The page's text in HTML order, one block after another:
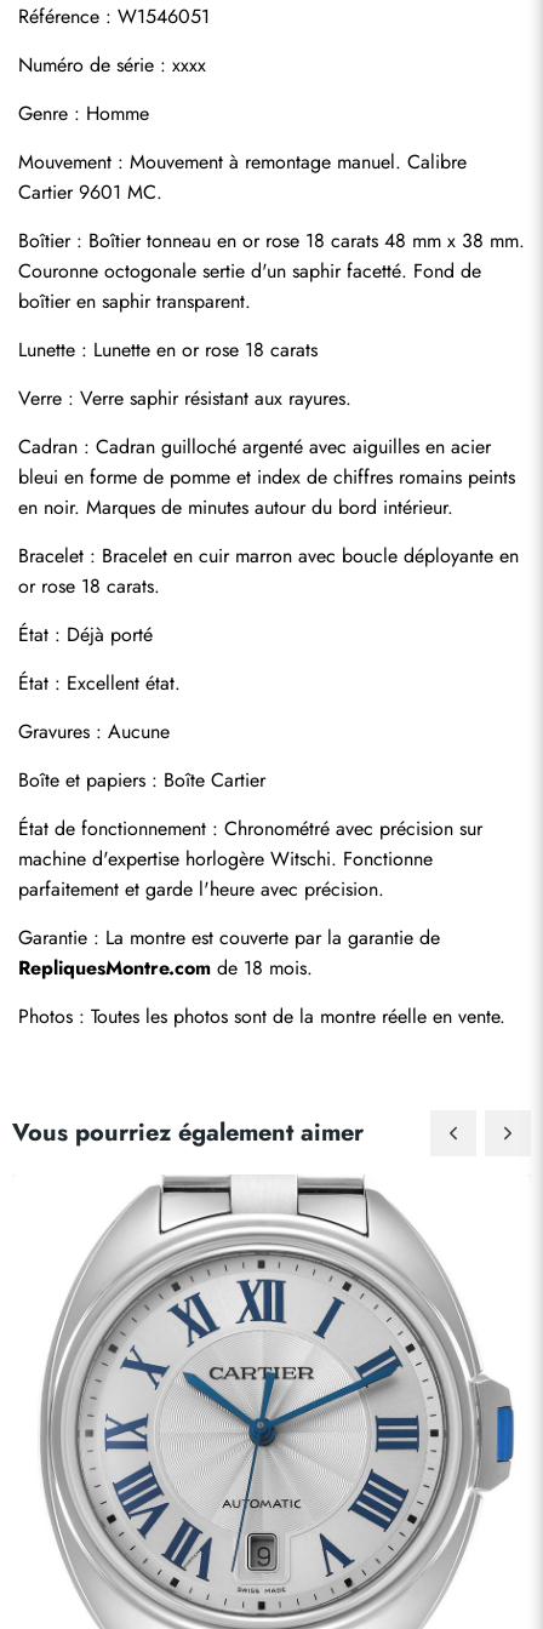
Référence : W1546051
Numéro de série : xxxx
Genre : Homme
Mouvement : Mouvement à remontage manuel. Calibre
Cartier 9601 MC.
Boîtier : Boîtier tonneau en or rose 18 carats 48 mm x 38 mm.
Couronne octogonale sertie d'un saphir facetté. Fond de
boîtier en saphir transparent.
Lunette : Lunette en or rose 18 carats
Verre : Verre saphir résistant aux rayures.
Cadran : Cadran guilloché argenté avec aiguilles en acier
bleui en forme de pomme et index de chiffres romains peints
en noir. Marques de minutes autour du bord intérieur.
Bracelet : Bracelet en cuir marron avec boucle déployante en
or rose 18 carats.
État : Déjà porté
État : Excellent état.
Gravures : Aucune
Boîte et papiers : Boîte Cartier
État de fonctionnement : Chronométré avec précision sur
machine d'expertise horlogère Witschi. Fonctionne
parfaitement et garde l'heure avec précision.
RepliquesMontre.com de 18 mois.
Photos : Toutes les photos sont de la montre réelle en vente.
Vous pourriez également aimer
Envoyer